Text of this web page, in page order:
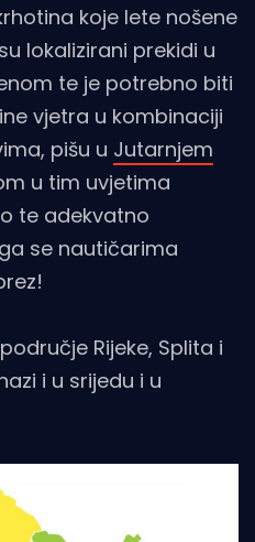
koje lete nošene
lokalizirani prekidi u
te je potrebno biti
vjetra u kombinaciji
pišu u Jutarnjem
u tim uvjetima
te adekvatno
se nautičarima
Rijeke, Splita i
i u srijedu i u